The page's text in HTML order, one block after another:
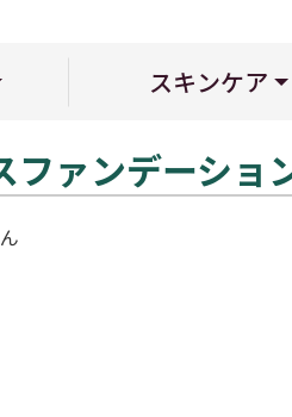
スキンケア
ファンデーショ